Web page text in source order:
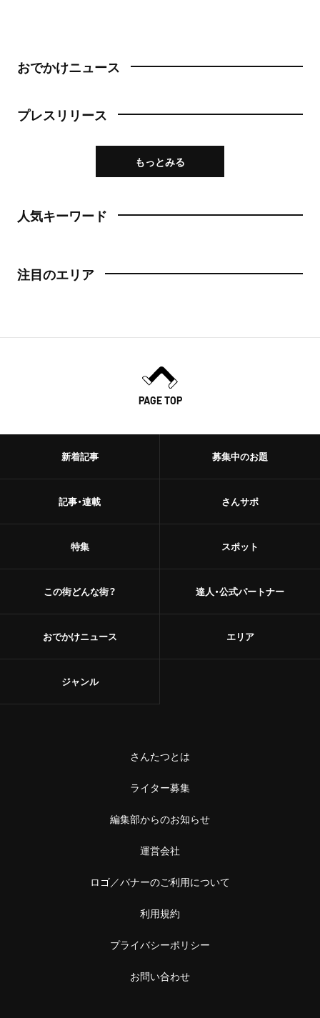
おでかけニュース
プレスリリース
もっとみる
人気キーワード
注目のエリア
PAGE TOP
新着記事
記事・連載
特集
この街どんな街？
おでかけニュース
募集中のお題
さんサポ
スポット
達人・公式パートナー
エリア
ジャンル
さんたつとは
ライター募集
編集部からのお知らせ
運営会社
ロゴ／バナーのご利用について
利用規約
プライバシーポリシー
お問い合わせ